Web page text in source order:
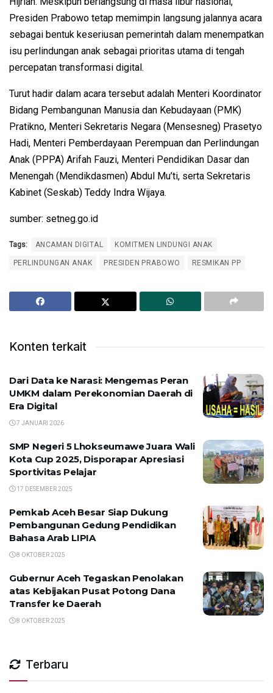
Presiden Prabowo tetap memimpin langsung jalannya acara
sebagai bentuk keseriusan pemerintah dalam menempatkan
isu perlindungan anak sebagai prioritas utama di tengah
percepatan transformasi digital.
Turut hadir dalam acara tersebut adalah Menteri Koordinator
Bidang Pembangunan Manusia dan Kebudayaan (PMK)
Pratikno, Menteri Sekretaris Negara (Mensesneg) Prasetyo
Hadi, Menteri Pemberdayaan Perempuan dan Perlindungan
Anak (PPPA) Arifah Fauzi, Menteri Pendidikan Dasar dan
Menengah (Mendikdasmen) Abdul Mu’ti, serta Sekretaris
Kabinet (Seskab) Teddy Indra Wijaya.
sumber: setneg.go.id
Tags: ANCAMAN DIGITAL KOMITMEN LINDUNGI ANAK
PERLINDUNGAN ANAK PRESIDEN PRABOWO RESMIKAN PP
Konten terkait
Dari Data ke Narasi: Mengemas Peran
UMKM dalam Perekonomian Daerah di
Era Digital
7 JANUARI 2026
SMP Negeri 5 Lhokseumawe Juara Wali
Kota Cup 2025, Disporapar Apresiasi
Sportivitas Pelajar
17 DESEMBER 2025
Pemkab Aceh Besar Siap Dukung
Pembangunan Gedung Pendidikan
Bahasa Arab LIPIA
8 OKTOBER 2025
Gubernur Aceh Tegaskan Penolakan
atas Kebijakan Pusat Potong Dana
Transfer ke Daerah
8 OKTOBER 2025
Terbaru